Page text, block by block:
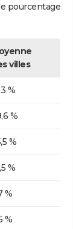
pourcentage
villes
%
%
%
%
%
%